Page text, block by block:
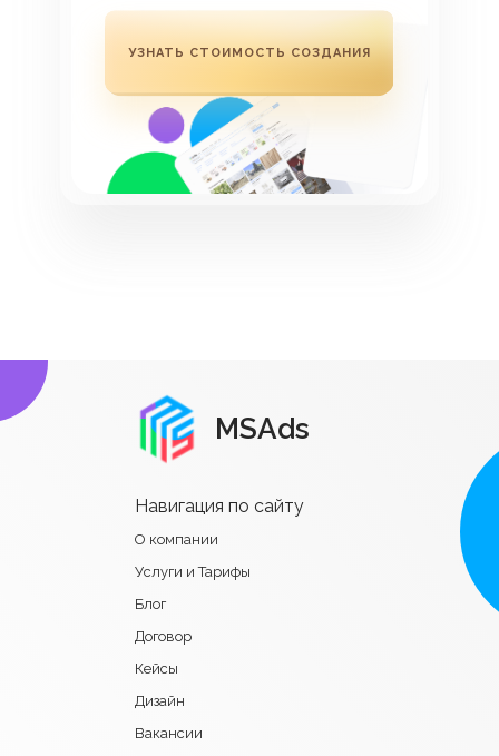
УЗНАТЬ СТОИМОСТЬ СОЗДАНИЯ
MSAds
Навигация по сайту
О компании
Блог
Кейсы
Дизайн
Вакансии
Услуги и Тарифы
Договор